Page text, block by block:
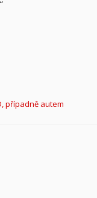
případně autem